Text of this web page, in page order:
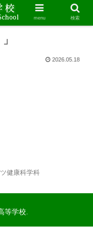
2026.05.18
健康科学科
等学校.
menu 検索